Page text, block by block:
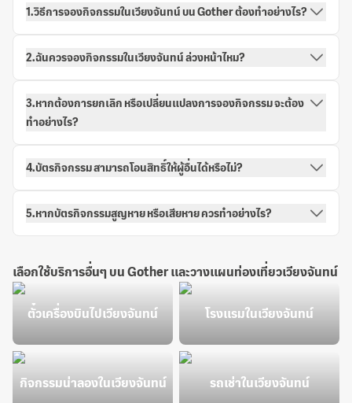
1.วิธีการจองกิจกรรมในเวียงจันทน์ บน Gother ต้องทำอย่างไร?
2.ฉันควรจองกิจกรรมในเวียงจันทน์ ล่วงหน้าไหม?
3.หากต้องการยกเลิก หรือเปลี่ยนแปลงการจองกิจกรรม จะต้อง
ทำอย่างไร?
4.บัตรกิจกรรม สามารถโอนสิทธิ์ให้ผู้อื่นได้หรือไม่?
5.หากบัตรกิจกรรมสูญหาย หรือเสียหาย ควรทำอย่างไร?
เลือกใช้บริการอื่นๆ บน Gother และวางแผนท่องเที่ยวเวียงจันทน์
ตั๋วเครื่องบินไปเวียงจันทน์ โรงแรมในเวียงจันทน์
กิจกรรมน่าลองในเวียงจันทน์ รถเช่าในเวียงจันทน์